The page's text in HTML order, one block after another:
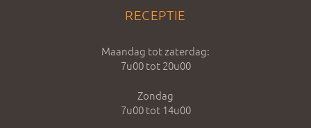
RECEPTIE
Maandag tot zaterdag:
7u00 tot 20u00
Zondag
7u00 tot 14u00